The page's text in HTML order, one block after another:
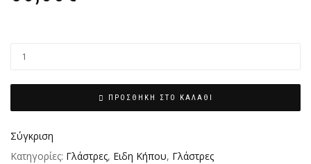
ΠΡΟΣΘΉΚΗ ΣΤΟ ΚΑΛΆΘΙ
Σύγκριση
Κατηγορίες: Γλάστρες, Ειδη Κήπου, Γλάστρες